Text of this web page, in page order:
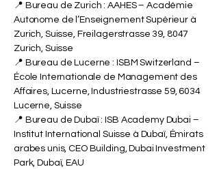
📍 Bureau de Zurich : AAHES – Académie
Autonome de l’Enseignement Supérieur à
Zurich, Suisse, Freilagerstrasse 39, 8047
Zurich, Suisse
📍 Bureau de Lucerne : ISBM Switzerland –
École Internationale de Management des
Affaires, Lucerne, Industriestrasse 59, 6034
Lucerne, Suisse
📍 Bureau de Dubaï : ISB Academy Dubai –
Institut International Suisse à Dubaï, Émirats
arabes unis, CEO Building, Dubai Investment
Park, Dubaï, EAU